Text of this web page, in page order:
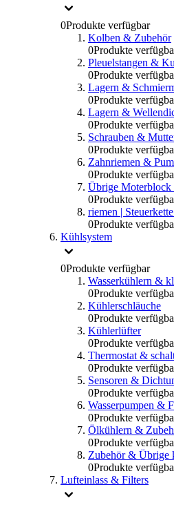
0Produkte verfügbar
Kolben & Zubehör
0Produkte
Pleuelstangen &
0Produkte
Lagern &
0Produkte
Lagern &
0Produkte
Schrauben &
0Produkte
Zahnriemen &
0Produkte
Übrige Moterblock
0Produkte
riemen |
0Produkte
Kühlsystem
0Produkte verfügbar
Wasserkühlern &
0Produkte
Kühlerschläuche
0Produkte
Kühlerlüfter
0Produkte
Thermostat &
0Produkte
Sensoren &
0Produkte
Wasserpumpen &
0Produkte
Ölkühlern &
0Produkte
Zubehör & Übrige
0Produkte
Lufteinlass & Filters